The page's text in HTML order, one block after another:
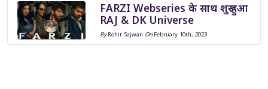
FARZI Webseries के साथ शुरू हुआ
RAJ & DK Universe
ByRohit Sajwan On February 10th, 2023